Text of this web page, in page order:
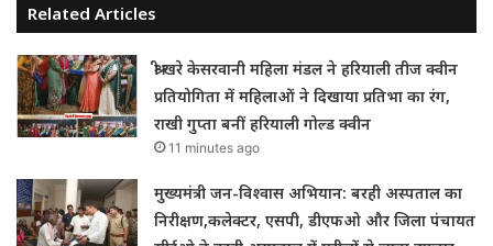
Related Articles
श्री खरे केसरवानी महिला मंडल ने हरियाली तीज क्वीन
प्रतियोगिता में महिलाओं ने दिखाया प्रतिभा का रंग,
राखी गुप्ता बनीं हरियाली गोल्ड क्वीन
11 minutes ago
मुख्यमंत्री जन-विश्वास अभियान: बरही अस्पताल का
निरीक्षण,कलेक्टर, एसपी, डीएफओ और जिला पंचायत